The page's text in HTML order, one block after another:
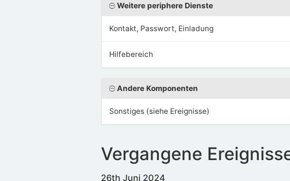
Weitere periphere Dienste
Kontakt, Passwort, Einladung
Hilfebereich
Andere Komponenten
Sonstiges (siehe Ereignisse)
Vergangene
26th Juni 2024